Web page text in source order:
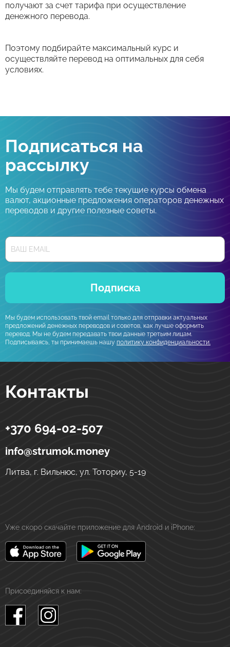
получают за счет тарифа при осуществление
денежного перевода.
Поэтому подбирайте максимальный курс и
осуществляйте перевод на оптимальных для себя
условиях.
Подписаться на
рассылку
Мы будем отправлять тебе текущие курсы обмена
валют, акционные предложения операторов денежных
переводов и другие полезные советы.
Подписка
Мы будем использовать твой email только для отправки актуальных
предложений денежных переводов и советов, как лучше оформить
перевод. Мы не будем передавать твои данные третьим лицам.
Подписываясь, ты принимаешь нашу политику конфиденциальности.
Контакты
Strumok
Денежные переводы в Украине
ул. Тоториу, 5-19
+370 694-02-507
info@strumok.money
Литва, г. Вильнюс, ул. Тоториу, 5-19
Уже скоро скачайте приложение для Android и iPhone:
Присоединяйся к нам: